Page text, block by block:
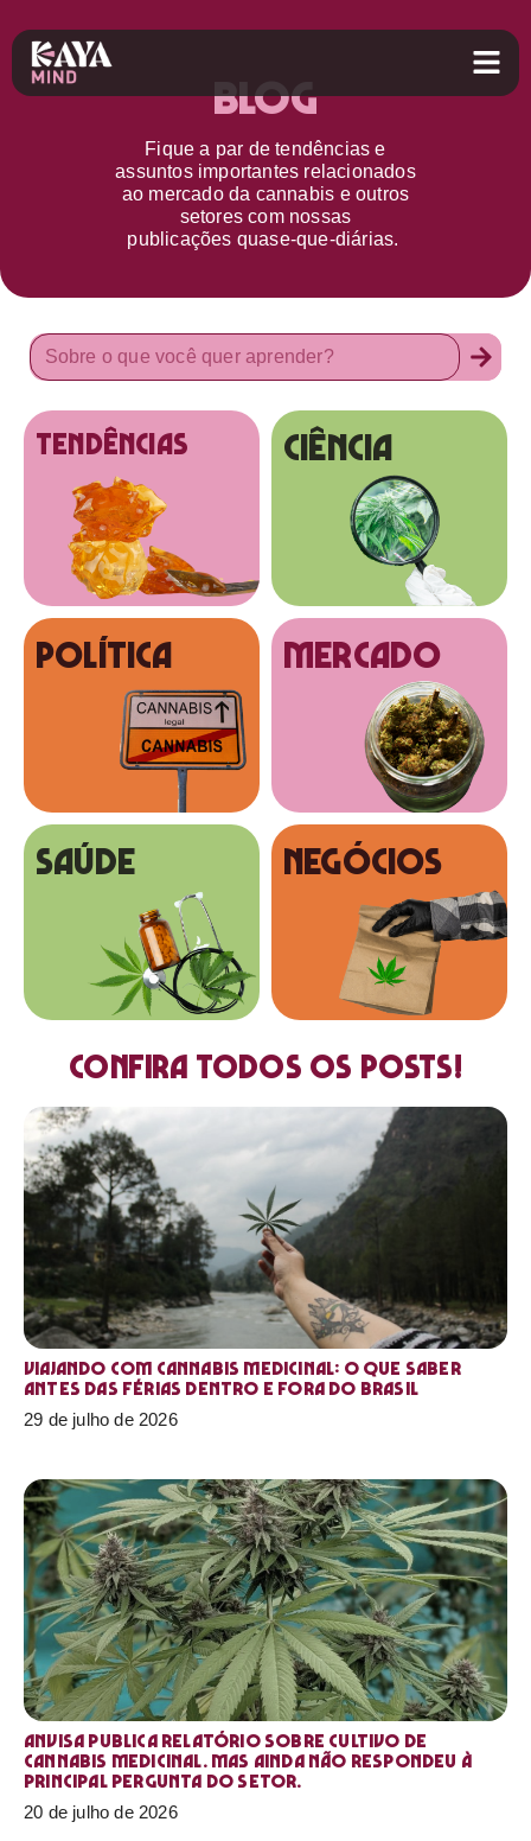
Blog
Fique a par detendências e
assuntos importantes relacionados
ao mercado da cannabis e outros
setorescom nossas
publicações quase-que-diárias.
tendências Ciência
Política MERCADO
SAÚDE NEGÓCIOS
Confira todos os posts!
Viajando com cannabis medicinal: o que saber
antes das férias dentro e fora do Brasil
29 de julho de 2026
Anvisa publica relatório sobre cultivo de
Cannabis medicinal. Mas ainda não respondeu à
principal pergunta do setor.
20 de julho de 2026